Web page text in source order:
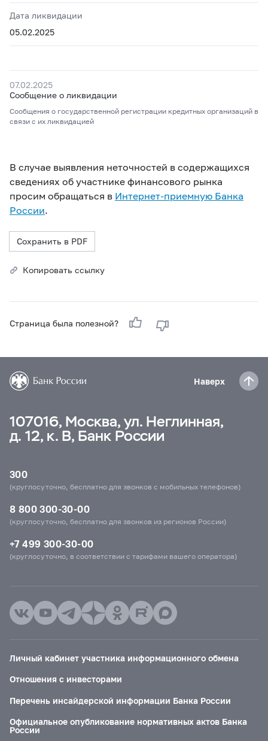
Дата ликвидации
05.02.2025
07.02.2025
Сообщение о ликвидации
Сообщения о государственной регистрации кредитных организаций в
связи с их ликвидацией
В случае выявления неточностей в содержащихся
сведениях об участнике финансового рынка
просим обращаться в Интернет-приемную Банка
России.
Сохранить в PDF
Копировать ссылку
Страница была полезной?
Наверх
107016, Москва, ул. Неглинная,
д. 12, к. В, Банк России
300
(круглосуточно, бесплатно для звонков с мобильных телефонов)
8 800 300-30-00
(круглосуточно, бесплатно для звонков из регионов России)
+7 499 300-30-00
(круглосуточно, в соответствии с тарифами вашего оператора)
Личный кабинет участника информационного обмена
Отношения с инвесторами
Перечень инсайдерской информации Банка России
Официальное опубликование нормативных актов Банка
России